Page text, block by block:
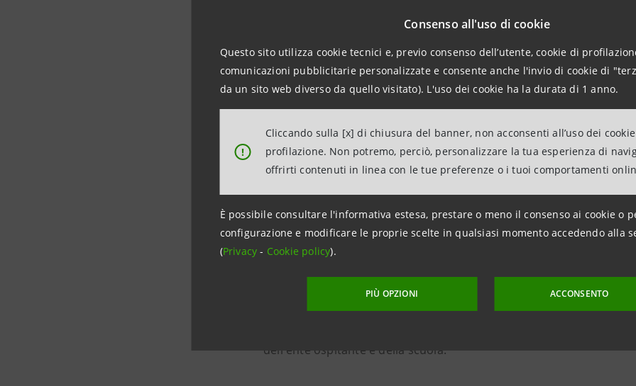
Consenso all'uso di cookie
Questo sito utilizza cookie tecnici e, previo consenso dell’utente, cookie di
comunicazioni pubblicitarie personalizzate e consente anche l'invio di cookie di
da un sito web diverso da quello visitato). L'uso dei cookie ha la durata di 1 anno.
!
Cliccando sulla [x] di chiusura del banner, non acconsenti all’uso dei
profilazione. Non potremo, perciò, personalizzare la tua esperienza di
offrirti contenuti in linea con le tue preferenze o i tuoi comportamenti
È possibile consultare l'informativa estesa, prestare o meno il consenso ai cookie o
configurazione e modificare le proprie scelte in qualsiasi momento accedendo alla
(Privacy- Cookie policy).
PIÙ OPZIONI ACCONSENTO
partecipare ad un’iniziativa come Alternanza Scuola-Lavoro, che ha
nostro Paese, attraverso la collaborazione tra Scuola e mondo
ragazzi il meglio della propria esperienza su temi come l’educazione
digitale, che avvicinano la scuola al mondo del lavoro.”
Ha concluso Severini “Il progetto, orientato sui giovani e sulla loro
importanti temi sociali ai quali Banca CR Firenze riserva particolare
territorio.”
Il 9 luglio 2015 la Camera approva "La Buona Scuola" (Legge 13
una parte specifica sull'Alternanza Scuola Lavoro (ASL)
Macro obiettivi dell'iniziativa: promuovere la conoscenza del
essenziali per lo sviluppo professionale, comprendere i
La guida operativa del MIUR prevede, a conclusione
dell'ente ospitante e della scuola.